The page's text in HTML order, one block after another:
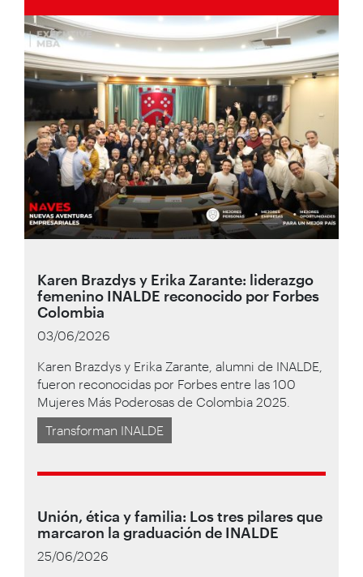
Karen Brazdys y Erika Zarante: liderazgo
femenino INALDE reconocido por Forbes
Colombia
03/06/2026
Karen Brazdys y Erika Zarante, alumni de INALDE,
fueron reconocidas por Forbes entre las 100
Mujeres Más Poderosas de Colombia 2025.
Transforman INALDE
Unión, ética y familia: Los tres pilares que
marcaron la graduación de INALDE
25/06/2026